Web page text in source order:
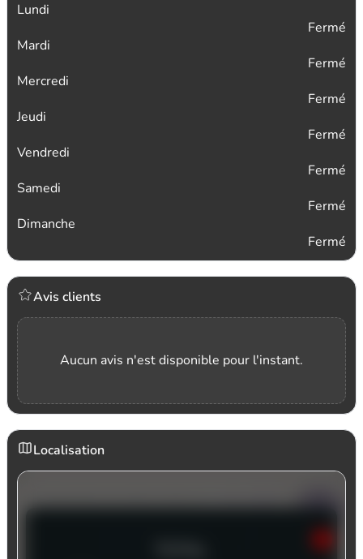
Lundi
Fermé
Mardi
Fermé
Mercredi
Fermé
Jeudi
Fermé
Vendredi
Fermé
Samedi
Fermé
Dimanche
Fermé
Avis clients
Aucun avis n'est disponible pour l'instant.
Localisation